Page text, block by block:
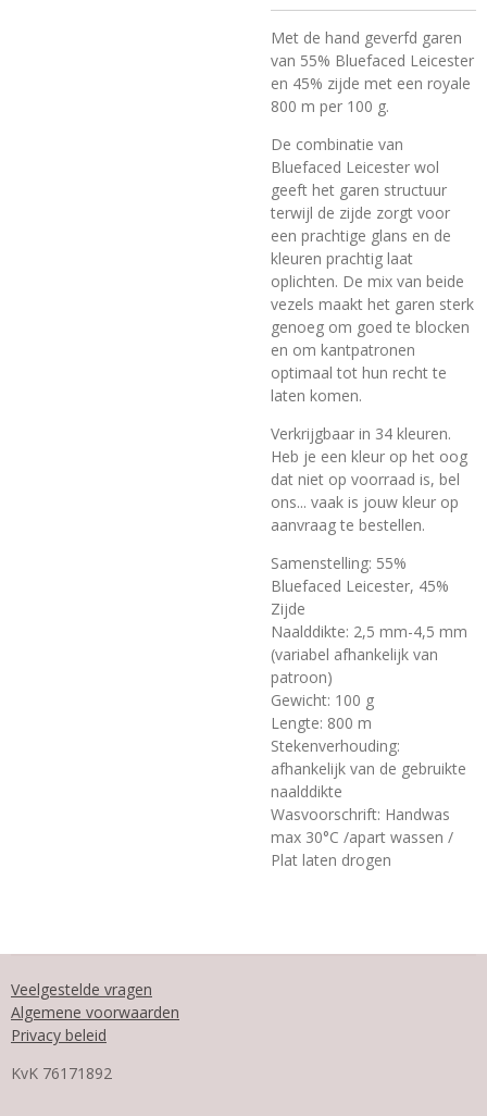
Met de hand geverfd garen
van 55% Bluefaced Leicester
en 45% zijde met een royale
800 m per 100 g.
De combinatie van
Bluefaced Leicester wol
geeft het garen structuur
terwijl de zijde zorgt voor
een prachtige glans en de
kleuren prachtig laat
oplichten. De mix van beide
vezels maakt het garen sterk
genoeg om goed te blocken
en om kantpatronen
optimaal tot hun recht te
laten komen.
Verkrijgbaar in 34 kleuren.
Heb je een kleur op het oog
dat niet op voorraad is, bel
ons... vaak is jouw kleur op
aanvraag te bestellen.
Samenstelling: 55%
Bluefaced Leicester, 45%
Zijde
Naalddikte: 2,5 mm-4,5 mm
(variabel afhankelijk van
patroon)
Gewicht: 100 g
Lengte: 800 m
Stekenverhouding:
afhankelijk van de gebruikte
naalddikte
Wasvoorschrift: Handwas
max 30°C /apart wassen /
Plat laten drogen
Veelgestelde vragen
Algemene voorwaarden
Privacy beleid
KvK 76171892